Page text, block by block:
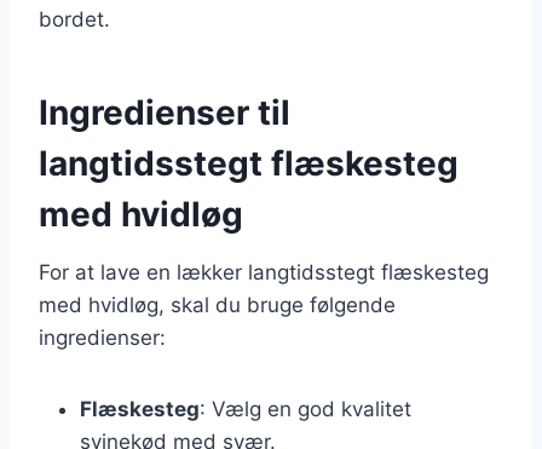
bordet.
Ingredienser til
langtidsstegt flæskesteg
med hvidløg
For at lave en lækker langtidsstegt flæskesteg
med hvidløg, skal du bruge følgende
ingredienser:
Flæskesteg: Vælg en god kvalitet
svinekød med svær.